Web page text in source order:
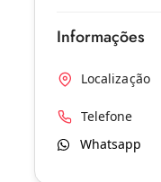
Informações
Localização
Telefone
Whatsapp